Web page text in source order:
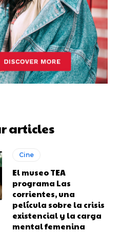
articles
Cine
El museo TEA
programa Las
corrientes, una
película sobre la crisis
existencial y la carga
mental femenina